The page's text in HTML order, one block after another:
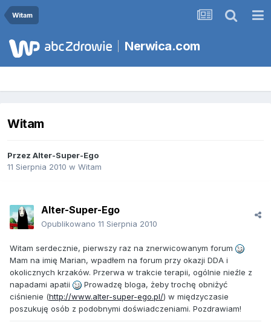
Witam
Nerwica.com
Witam
Przez Alter-Super-Ego
11 Sierpnia 2010 w Witam
Alter-Super-Ego
Opublikowano 11 Sierpnia 2010
Witam serdecznie, pierwszy raz na znerwicowanym forum
Mam na imię Marian, wpadłem na forum przy okazji DDA i
okolicznych krzaków. Przerwa w trakcie terapii, ogólnie nieźle z
napadami apatii
Prowadzę bloga, żeby trochę obniżyć
ciśnienie (http://www.alter-super-ego.pl/) w międzyczasie
poszukuję osób z podobnymi doświadczeniami. Pozdrawiam!